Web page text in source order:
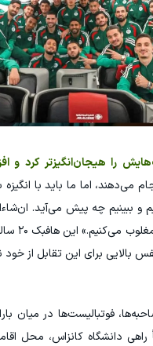
را هیجان‌انگیزتر کرد و
می‌دهند، اما ما باید با انگیزه
و ببینیم چه پیش می‌آید.
را
بالایی برای این تقابل از
فوتبالیست‌ها در میان
راهی دانشگاه کانزاس، محل